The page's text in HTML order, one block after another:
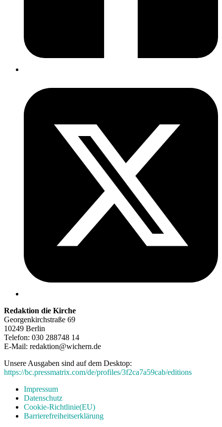
Redaktion die Kirche
Georgenkirchstraße 69
10249 Berlin
Telefon: 030 288748 14
E-Mail: redaktion@wichern.de
Unsere Ausgaben sind auf dem Desktop:
https://bc.pressmatrix.com/de/profiles/3f2ca7a59cab/editions
Impressum
Datenschutz
Cookie-Richtlinie(EU)
Barrierefreiheitserklärung